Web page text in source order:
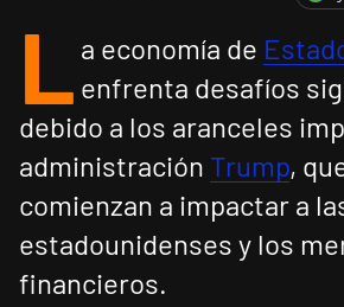
L a economía de
enfrenta desafíos
debido a los aranceles
administración Trump,
comienzan a impactar a
estadounidenses y los
financieros.